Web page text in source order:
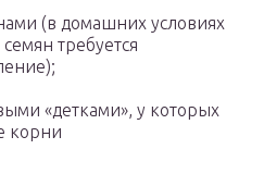
(в домашних условиях
требуется
«детками», у которых
корни